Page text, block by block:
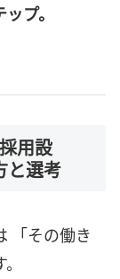
プ。
用設
と選考
「その働き